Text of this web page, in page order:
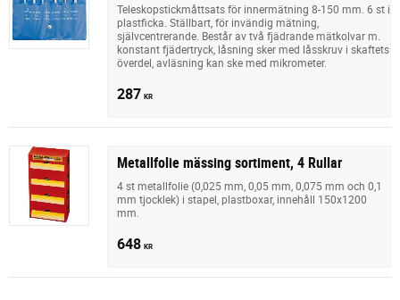
Teleskopstickmåttsats för innermätning 8-150 mm. 6 st i
plastficka. Ställbart, för invändig mätning,
självcentrerande. Består av två fjädrande mätkolvar m.
konstant fjädertryck, låsning sker med låsskruv i skaftets
överdel, avläsning kan ske med mikrometer.
287 KR
Metallfolie mässing sortiment, 4 Rullar
4 st metallfolie (0,025 mm, 0,05 mm, 0,075 mm och 0,1
mm tjocklek) i stapel, plastboxar, innehåll 150x1200
mm.
648 KR